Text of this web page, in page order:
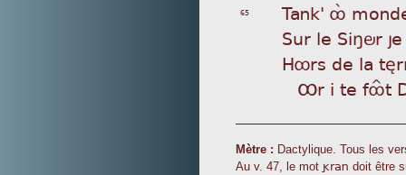
65 Tank' ôá
Sur le Siñör je
Hôrs de la
Ôr i te fôÎt
Mètre : Dactylique. Tous les
Au v. 47, le mot gran doit être